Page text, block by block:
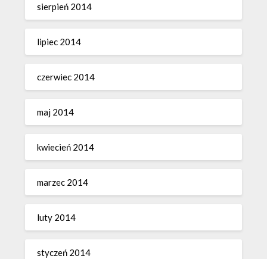
sierpień 2014
lipiec 2014
czerwiec 2014
maj 2014
kwiecień 2014
marzec 2014
luty 2014
styczeń 2014